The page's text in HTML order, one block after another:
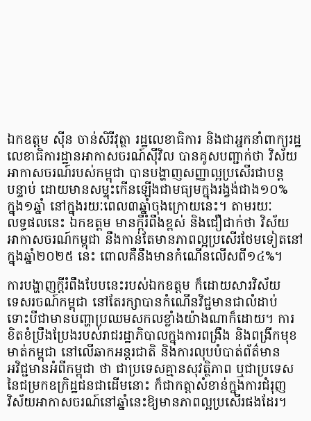
ឯកឧត្តម ស៊ីន ចាន់សិរីវុត្ថា រដ្ឋលេខាធិការ និងជាអ្នកនាំពាក្យរដ្ឋ
លេខាធិការដ្ឋានអាកាសចរណ៍ស៊ីវិល បានគូសបញ្ជាក់ថា វិស័យ
អាកាសចរណ៍របស់កម្ពុជា បានបង្ហាញសញ្ញាល្អប្រសើរជាបន្ត
បន្ទាប់ ដោយមានសម្ទុះកើនឡើងជាមធ្យមក្នុងរង្វង់ជាង១០%
ក្នុង១ឆ្នាំ នៅក្នុងរយៈពេល៣ឆ្នាំចុងក្រោយនេះ។ តាមរយៈ
លទ្ធផលនេះ ឯកឧត្តម មានក្តីរំពឹងខ្ពស់ និងជឿជាក់ថា វិស័យ
អាកាសចរណ៍កម្ពុជា នឹងកាន់តែមានភាពល្អប្រសើរថែមទៀតនៅ
ក្នុងឆ្នាំ២០២៥ នេះ ពោលគឺនឹងមានកំណើនលើសពី១៤%។
ការបង្ហាញក្តីរំពឹងបែបនេះរបស់ឯកឧត្តម ក៏ដោយសារវិស័យ
ទេសរចណ៍កម្ពុជា នៅតែរក្សាបានកំណើនវិជ្ជមានជាលំដាប់
ទោះបីជាមានបញ្ហាប្រឈមសកលខ្លាំងយ៉ាងណាក៏ដោយ។ ការ
ខិតខំប្រឹងប្រែងរបស់រាជរដ្ឋាភិបាលក្នុងការពង្រឹង និងពង្រីកមុខ
មាត់កម្ពុជា នៅលើឆាកអន្តរជាតិ និងការលុបបំបាត់ព័ត៌មាន
អវិជ្ជមានអំពីកម្ពុជា ថា ជាប្រទេសគ្មានសុវត្ថិភាព ឬជាប្រទេស
នៃជម្រកឧក្រិដ្ឋជនជាដើមនោះ ក៏ជាកត្តាសំខាន់ក្នុងការជំរុញ
វិស័យអាកាសចរណ៍នៅឆ្នាំនេះឱ្យមានភាពល្អប្រសើរផងដែរ។